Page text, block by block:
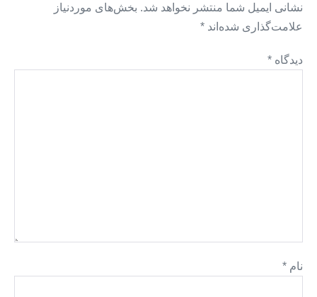
نشانی ایمیل شما منتشر نخواهد شد. بخش‌های موردنیاز
علامت‌گذاری شده‌اند *
دیدگاه *
نام *